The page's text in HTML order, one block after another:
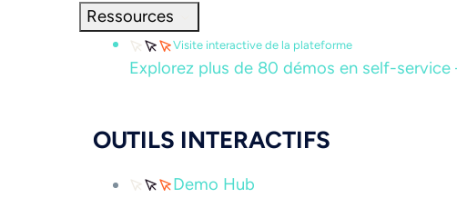
Ressources
Visite interactive de la plateforme
Explorez plus de 80 démos en self-
OUTILS INTERACTIFS
Demo Hub